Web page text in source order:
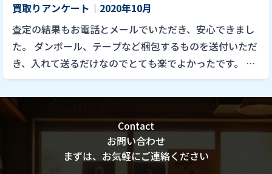
買取りアンケート｜2020年10月
査定の結果もお電話とメールでいただき、安心できまし
た。 ダンボール、テープなど梱包するものを送付いただ
き、入れて送るだけなのでとても楽でよかったです。 あ
りがとうございました。
Contact
お問い合わせ
まずは、お気軽にご連絡ください